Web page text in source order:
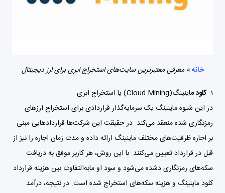
خانه»معرفی معتبرترین سایت‌های استخراج ابری برای ارز دیجیتال
1. کلود ماینینگ(Cloud Mining) یا استخراج ابری
در این شیوه ماینینگ یک سرمایه‌گذار قراردادی برای استخراج ارزهای
رمزنگاری شده منعقد می‌کند. در حقیقت این شرکت‌ها قراردادهایی مبنی
بر اجاره ظرفیت‌های مختلف ماینینگ ارائه داده و مدت زمان اجاره را نیز از
قبل در قرارداد تعیین می‌کنند. با این روش، هر کاربر موفق به دریافت
سکه‌های رمزنگاری دشده می‌شود و سود او مابه‌التفاوت بین هزینه قرارداد
کلود ماینینگ و هزینه سکه‌های استخراج شده است. در نتیجه، درآمد